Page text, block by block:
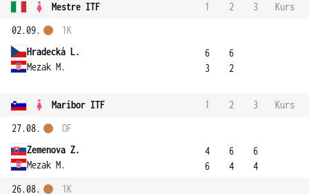
Mestre ITF 1 2 3
Kurs
02.09.
Hradecká L.
Mezak M.
1K
6
3
6
2
Maribor ITF 1 2 3
Kurs
27.08.
Zemenova Z.
Mezak M.
OF
4
6
6
4
6
4
26.08.
1K